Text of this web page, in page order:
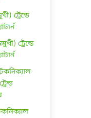
ট্রেন্ডে
ট্রেন্ডে